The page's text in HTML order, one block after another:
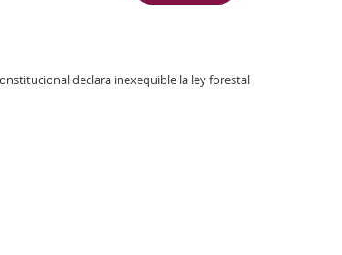
declara inexequible la ley forestal